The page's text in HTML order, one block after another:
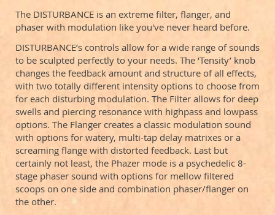
The DISTURBANCE is an extreme filter, flanger, and
phaser with modulation like you've never heard before.
DISTURBANCE’s controls allow for a wide range of sounds
to be sculpted perfectly to your needs. The ‘Tensity’ knob
changes the feedback amount and structure of all effects,
with two totally different intensity options to choose from
for each disturbing modulation. The Filter allows for deep
swells and piercing resonance with highpass and lowpass
options. The Flanger creates a classic modulation sound
with options for watery, multi-tap delay matrixes or a
screaming flange with distorted feedback. Last but
certainly not least, the Phazer mode is a psychedelic 8-
stage phaser sound with options for mellow filtered
scoops on one side and combination phaser/flanger on
the other.